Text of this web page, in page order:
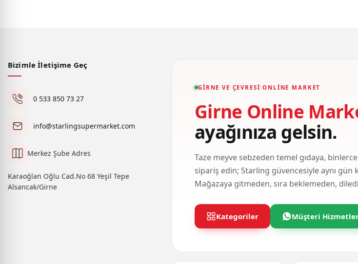
Bizimle İletişime Geç
0 533 850 73 27
info@starlingsupermarket.com
Merkez Şube Adres
Karaoğlan Oğlu Cad.No 68 Yeşil Tepe
Alsancak/Girne
GIRNE VE ÇEVRESI ONLINE MARKET
Girne Online
ayağınıza gelsin.
Taze meyve sebzeden temel gıdaya,
sipariş edin; Starling güvencesiyle aynı gün
Mağazaya gitmeden, sıra beklemeden,
Kategoriler Müşteri